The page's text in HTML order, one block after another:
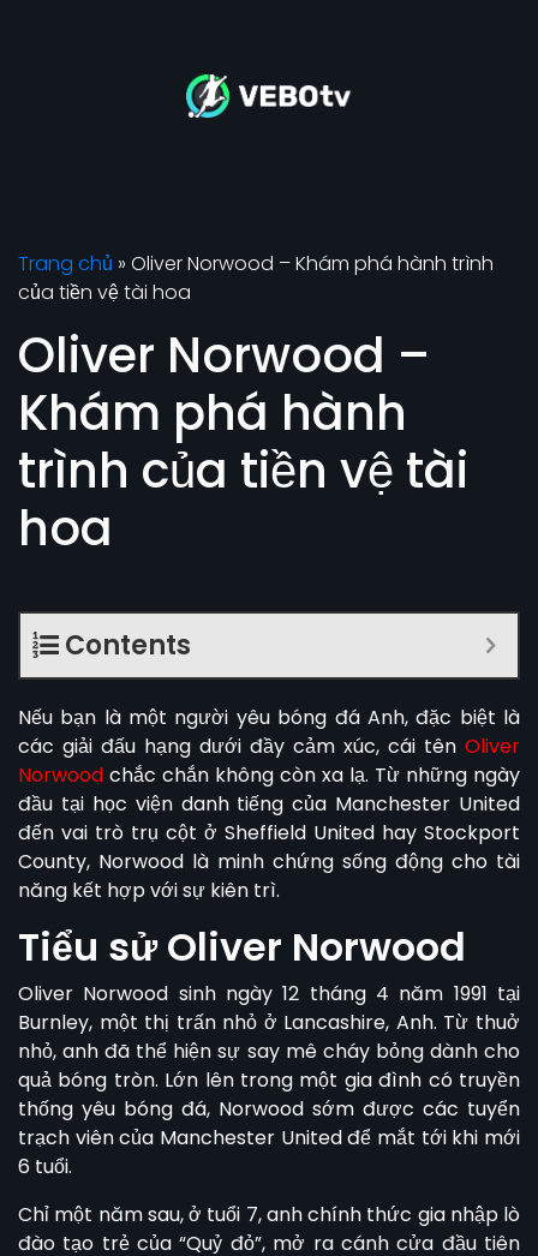
Trang chủ » Oliver Norwood – Khám phá hành trình
của tiền vệ tài hoa
Oliver Norwood –
Khám phá hành
trình của tiền vệ tài
hoa
Contents
Nếu bạn là một người yêu bóng đá Anh, đặc biệt là
các giải đấu hạng dưới đầy cảm xúc, cái tên Oliver
Norwood chắc chắn không còn xa lạ. Từ những ngày
đầu tại học viện danh tiếng của Manchester United
đến vai trò trụ cột ở Sheffield United hay Stockport
County, Norwood là minh chứng sống động cho tài
năng kết hợp với sự kiên trì.
Tiểu sử Oliver Norwood
Oliver Norwood sinh ngày 12 tháng 4 năm 1991 tại
Burnley, một thị trấn nhỏ ở Lancashire, Anh. Từ thuở
nhỏ, anh đã thể hiện sự say mê cháy bỏng dành cho
quả bóng tròn. Lớn lên trong một gia đình có truyền
thống yêu bóng đá, Norwood sớm được các tuyển
trạch viên của Manchester United để mắt tới khi mới
6 tuổi.
Chỉ một năm sau, ở tuổi 7, anh chính thức gia nhập lò
đào tạo trẻ của “Quỷ đỏ”, mở ra cánh cửa đầu tiên